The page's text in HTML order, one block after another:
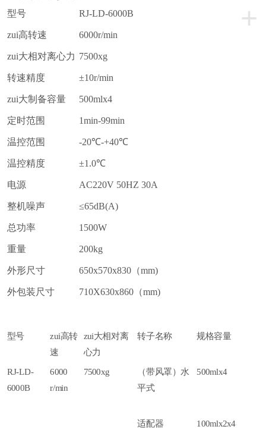
+
型号 RJ-LD-6000B
zui高转速 6000r/min
zui大相对离心力 7500xg
转速精度 ±10r/min
zui大制备容量 500mlx4
定时范围 1min-99min
温控范围 -20℃-+40℃
温控精度 ±1.0℃
电源 AC220V 50HZ 30A
整机噪声 ≤65dB(A)
总功率 1500W
重量 200kg
外形尺寸 650x570x830（mm)
外包装尺寸 710X630x860（mm)
型号
zui高转
速
zui大相对离
心力
转子名称 规格容量
RJ-LD-
6000B
6000
r/min
7500xg （带风罩） 水
平式
500mlx4
适配器 100mlx2x4